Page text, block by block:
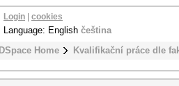
DSpace Home Kvalifikační práce dle
Login cookies
Language: English čeština